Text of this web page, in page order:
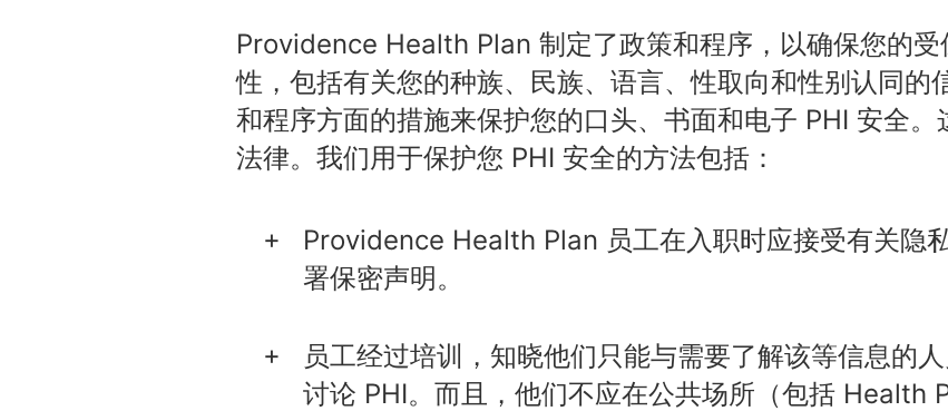
Providence Health Plan 制定了政策和程序，以确保您的
性，包括有关您的种族、民族、语言、性取向和性别认同的
和程序方面的措施来保护您的口头、书面和电子 PHI 安全。
法律。我们用于保护您 PHI 安全的方法包括：
Providence Health Plan 员工在入职时应接受有关隐
署保密声明。
员工经过培训，知晓他们只能与需要了解该等信息的人
讨论 PHI。而且，他们不应在公共场所（包括 Health